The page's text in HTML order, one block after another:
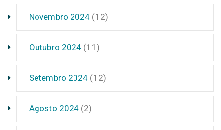
Novembro 2024 (12)
Outubro 2024 (11)
Setembro 2024 (12)
Agosto 2024 (2)